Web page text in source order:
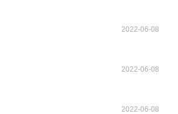
2022-06-08
2022-06-08
2022-06-08